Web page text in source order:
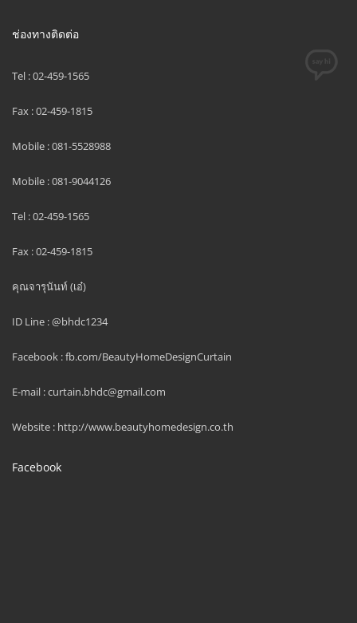
ช่องทางติดต่อ
Tel : 02-459-1565
Fax : 02-459-1815
Mobile : 081-5528988
Mobile : 081-9044126
Tel : 02-459-1565
Fax : 02-459-1815
คุณจารุนันท์ (เอ๋)
ID Line : @bhdc1234
Facebook : fb.com/BeautyHomeDesignCurtain
E-mail : curtain.bhdc@gmail.com
Website : http://www.beautyhomedesign.co.th
Facebook